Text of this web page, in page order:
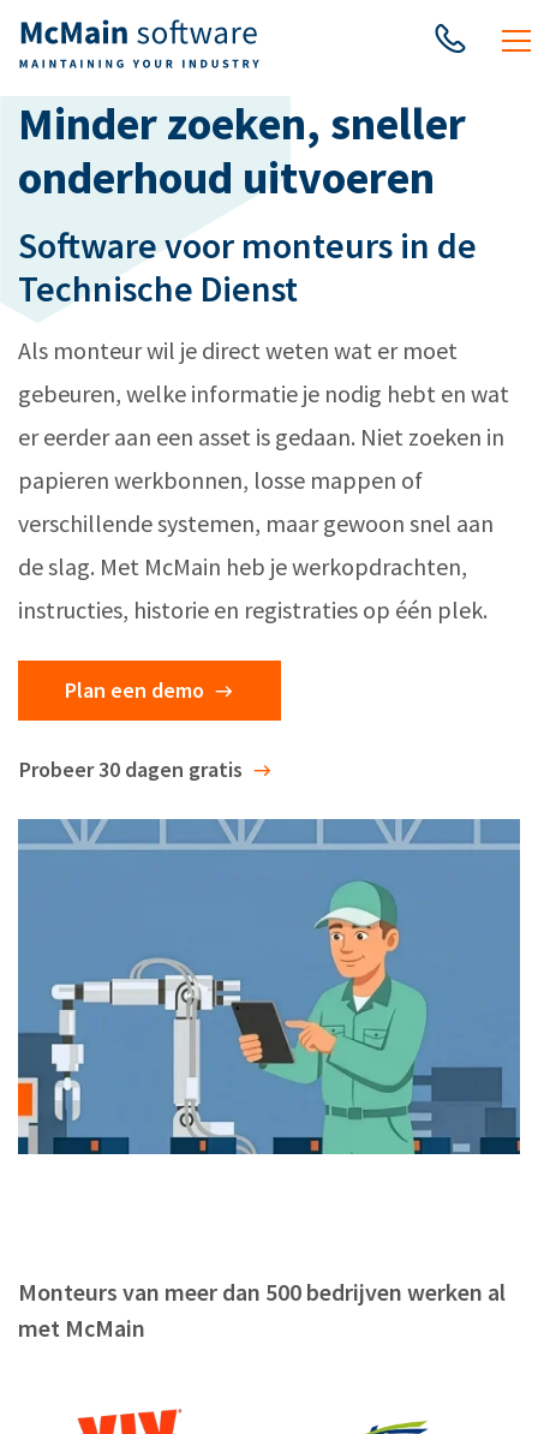
Minder zoeken, sneller
onderhoud uitvoeren
Software voor monteurs in de
Technische Dienst
Als monteur wil je direct weten wat er moet
gebeuren, welke informatie je nodig hebt en wat
er eerder aan een asset is gedaan. Niet zoeken in
papieren werkbonnen, losse mappen of
verschillende systemen, maar gewoon snel aan
de slag. Met McMain heb je werkopdrachten,
instructies, historie en registraties op één plek.
Plan een demo
Probeer 30 dagen gratis
Monteurs van meer dan 500 bedrijven werken al
met McMain